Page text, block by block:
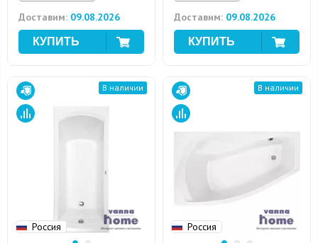
Доставим: 09.08.2026
Доставим: 09.08.2026
Россия
В наличии
Россия
В наличии